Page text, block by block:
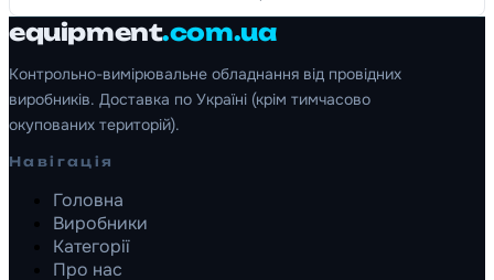
equipment.com.ua
Контрольно-вимірювальне обладнання від провідних
виробників. Доставка по Україні (крім тимчасово
окупованих територій).
Навігація
Головна
Виробники
Категорії
Про нас